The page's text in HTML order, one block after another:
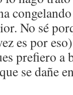
No sé
es por
prefiero a
se dañe